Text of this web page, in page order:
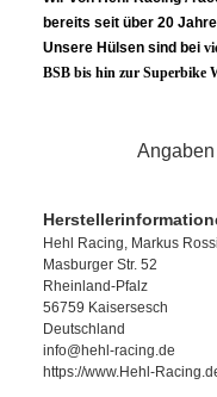
bereits seit über 20
Unsere Hülsen sind bei
BSB bis hin zur Superbike
Hehl Racing, Markus Rossi
Masburger Str. 52
Rheinland-Pfalz
56759 Kaisersesch
Deutschland
info@hehl-racing.de
https://www.Hehl-